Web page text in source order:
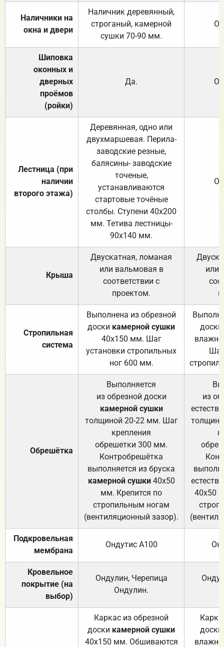
Наличники на
окна и двери
Наличник деревянный,
строганый, камерной
сушки 70-90 мм.
Шиповка
оконных и
дверных
проёмов
(ройки)
Да.
Лестница (при
наличии
второго этажа)
Деревянная, одно или
двухмаршевая. Перила-
заводские резные,
балясины- заводские
точеные,
устанавливаются
стартовые точёные
столбы. Ступени 40х200
мм. Тетива лестницы-
90х140 мм.
Крыша
Двускатная, ломаная
или вальмовая в
соответствии с
проектом.
или
Стропильная
система
Выполнена из обрезной
доски камерной сушки
40х150 мм. Шаг
установки стропильных
ног 600 мм.
доски
Обрешётка
Выполняется
из обрезной доски
камерной сушки
толщиной 20-22 мм. Шаг
крепления
обрешетки 300 мм.
Контробрешётка
выполняется из бруска
камерной сушки40х50
мм. Крепится по
стропильным ногам
(вентиляционный зазор).
из
40х50
Подкровельная
мембрана
Ондутис А100
Кровельное
покрытие (на
выбор)
Ондулин, Черепица
Ондулин.
Каркас из обрезной
доски камерной сушки
40х150 мм. Обшиваются
доски